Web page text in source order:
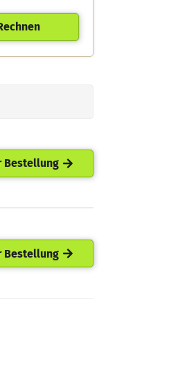
Bestellung
Bestellung